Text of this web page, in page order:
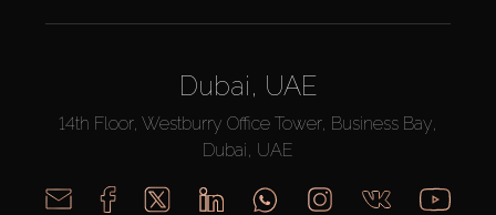
Dubai, UAE
14th Floor, Westburry Office Tower, Business Bay,
Dubai, UAE